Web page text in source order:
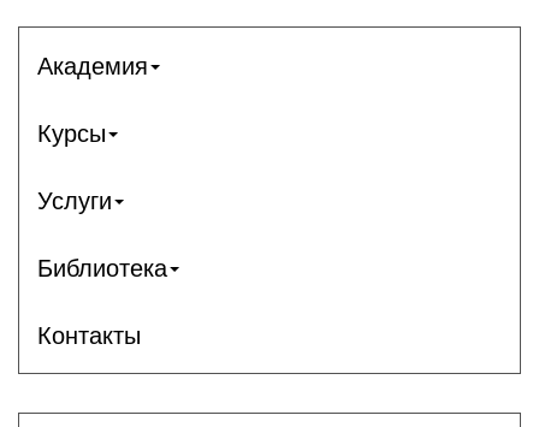
Академия
Курсы
Услуги
Библиотека
Контакты